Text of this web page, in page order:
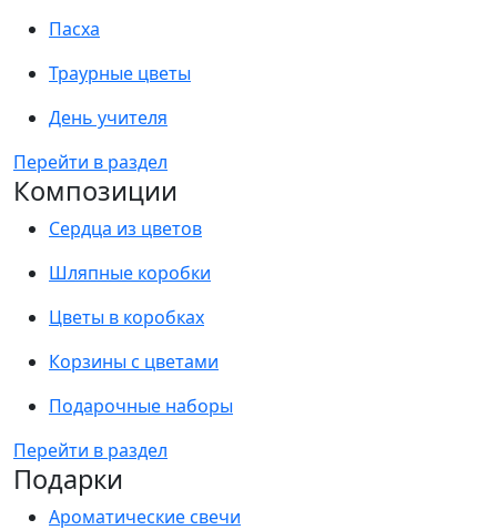
Пасха
Траурные цветы
День учителя
Перейти в раздел
Композиции
Сердца из цветов
Шляпные коробки
Цветы в коробках
Корзины с цветами
Подарочные наборы
Перейти в раздел
Подарки
Ароматические свечи